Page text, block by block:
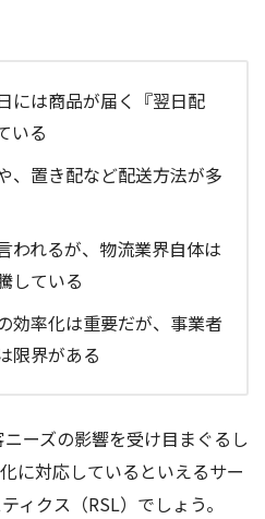
には商品が届く『翌日配
いる
、置き配など配送方法が多
われるが、物流業界自体は
している
効率化は重要だが、事業者
限界がある
ーズの影響を受け目まぐるし
に対応しているといえるサー
ィクス（RSL）でしょう。